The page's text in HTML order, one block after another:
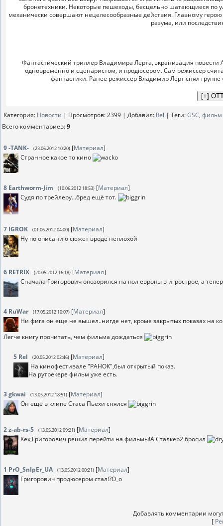
бронетехники. Некоторые пешеходы, бесцельно шатающиеся по
механически совершают нецелесообразные действия. Главному
разума, или
Фантастический триллер Владимира Лерта, экранизация повести
одновременно и сценаристом, и продюсером. Сам режиссер
фантастики. Ранее режиссёр Владимир Лерт снял
Категория: Новости | Просмотров: 2399 | Добавил: Rel | Теги:GSC, фильм
Всего комментариев:9
9-TANK- (23.06.2012 10:20) [Материал]
Странное какое то кино
8 Earthworm-Jim (10.06.2012 18:53) [Материал]
Судя по трейлеру...бред ещё тот.
7 IGROK (01.06.2012 04:00) [Материал]
Ну по описанию сюжет вроде неплохой
6 RETRIX (20.05.2012 16:18) [Материал]
Сначала Григорович опозорился на пол европы в игрострое, а
4 RuWar (17.05.2012 10:07) [Материал]
Ни фига он еще не вышел..нигде нет, кроме закрытых показах на
Легче книгу прочитать, чем фильма дождаться
5 Rel (20.05.2012 02:46) [Материал]
На кинофестивале "РАНОК",был открытый показ.
На рутрекере фильм уже есть.
3gkwai (13.05.2012 18:51) [Материал]
Он ещё в клипе Стаса Пьехи снялся
2z-ab-rs-5 (13.05.2012 09:21) [Материал]
Хех,Григорович решил перейти на фильмы!А Сталкер2 бросил
1 PrO_SnIpEr_UA (13.05.2012 00:21) [Материал]
Григорович продюсером стал!?O_o
Добавлять комментарии
[